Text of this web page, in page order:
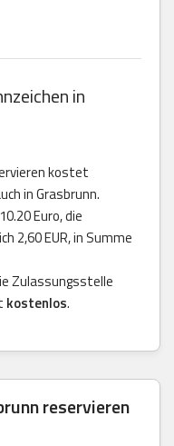
in
kostet
in Grasbrunn.
Euro, die
2,60 EUR, in Summe
Zulassungsstelle
kostenlos.
reservieren